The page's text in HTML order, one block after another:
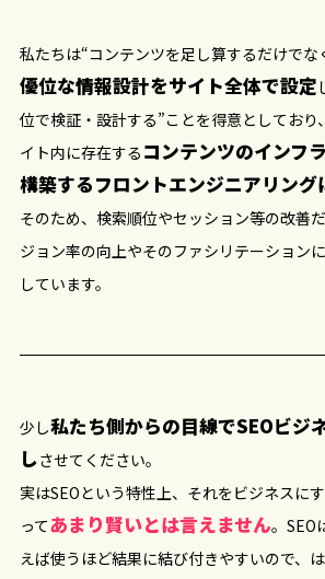
私たちは“コンテンツを足し算するだけでな
優位な情報設計をサイト全体で設定
位で検証・設計する”ことを得意としており
イト内に存在する コンテンツのインフ
構築するフロントエンジニアリング
そのため、検索順位やセッション等の改善
ジョン率の向上やそのファシリテーション
しています。
少し私たち側からの目線でSEOビジ
しさせてください。
実はSEOという特性上、それをビジネスに
ってあまり賢いとは言えません。SEO
えば使うほど結果に結び付きやすいので、